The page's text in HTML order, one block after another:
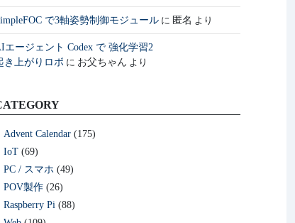
で3軸姿勢制御モジュール に 匿名 より
エージェント Codex で 強化学習2
き上がりロボ に お父ちゃん より
Advent Calendar (175)
IoT (69)
PC / スマホ (49)
POV製作 (26)
Raspberry Pi (88)